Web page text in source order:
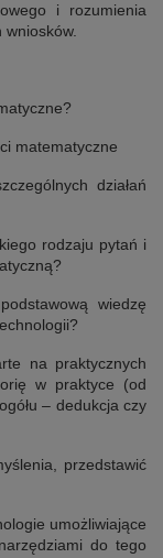
i rozumienia
matematyczne
działań
rodzaju pytań i
wiedzę
na praktycznych
w praktyce (od
– dedukcja czy
przedstawić
umożliwiające
do tego